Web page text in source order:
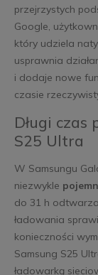
przejrzystych
Google,
który udziela
usprawnia
i dodaje nowe
czasie
Długi
S25 Ultra
W Samsungu
niezwykle
do 31 h
ładowania
konieczności
Samsung S25
ładowarką